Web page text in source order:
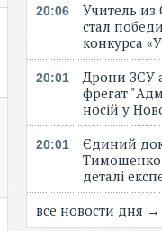
20:06
Учитель
стал
конкурса
20:01
Дрони ЗСУ
фрегат
носій у
20:01
Єдиний
деталі
все новости дня →